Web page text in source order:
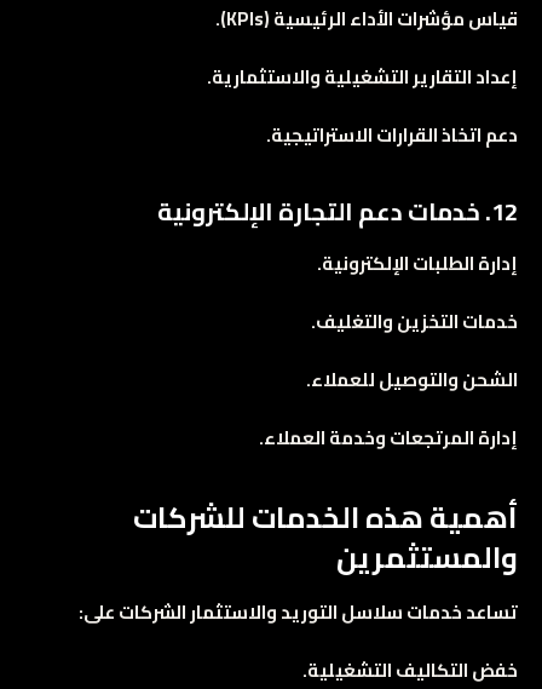
قياس مؤشرات الأداء الرئيسية (KPIs).
إعداد التقارير التشغيلية والاستثمارية.
دعم اتخاذ القرارات الاستراتيجية.
12. خدمات دعم التجارة الإلكترونية
إدارة الطلبات الإلكترونية.
خدمات التخزين والتغليف.
الشحن والتوصيل للعملاء.
إدارة المرتجعات وخدمة العملاء.
أهمية هذه الخدمات للشركات
والمستثمرين
تساعد خدمات سلاسل التوريد والاستثمار الشركات على:
خفض التكاليف التشغيلية.